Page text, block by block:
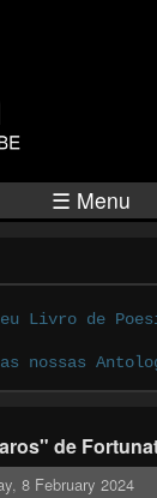
☰ Menu
Livro de
nossas
de
8 February 2024